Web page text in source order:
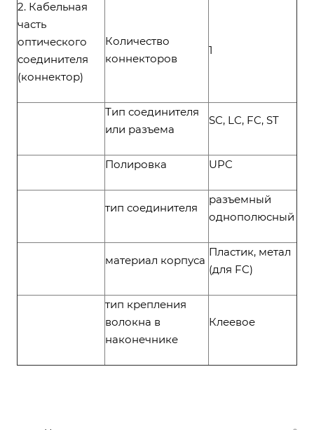
2. Кабельная
часть
оптического
соединителя
(коннектор)
Количество
коннекторов
1
Тип соединителя
или разъема
SC, LC, FC, ST
Полировка UPC
тип соединителя
разъемный
однополюсный
материал корпуса
Пластик, метал
(для FC)
тип крепления
волокна в
наконечнике
Клеевое